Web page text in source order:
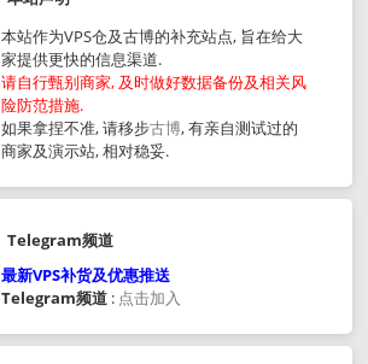
本站作为VPS仓及古博的补充站点, 旨在给大
家提供更快的信息渠道.
请自行甄别商家, 及时做好数据备份及相关风
险防范措施.
如果拿捏不准, 请移步古博, 有亲自测试过的
商家及演示站, 相对稳妥.
Telegram频道
最新VPS补货及优惠推送
Telegram频道 : 点击加入